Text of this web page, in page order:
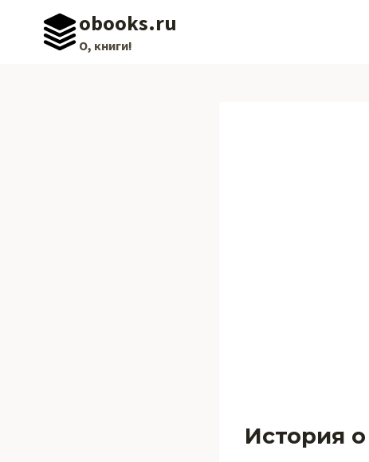
содержимому
obooks.ru
О, книги!
История